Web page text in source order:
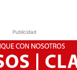
Publicidad